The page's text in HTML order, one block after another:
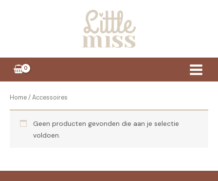
Home/ Accessoires
Geen producten gevonden die aan je selectie
voldoen.